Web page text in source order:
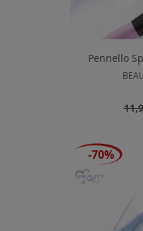
Pennello
-70%